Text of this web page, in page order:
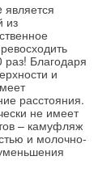
из
раз! Благодаря
и
расстояния.
не имеет
– камуфляж
и молочно-